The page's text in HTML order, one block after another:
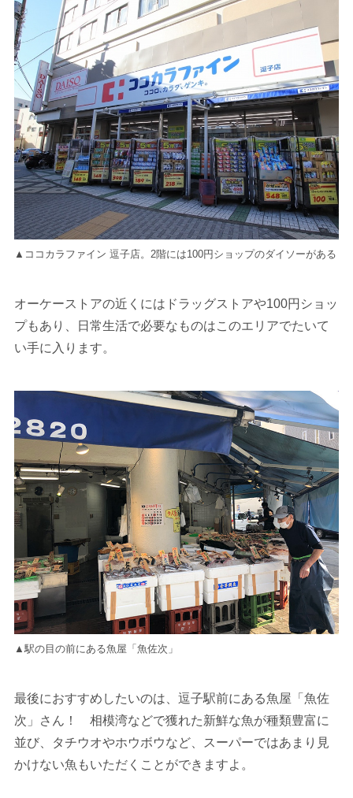
▲ココカラファイン 逗子店。2階には100円ショップのダイソーがある
オーケーストアの近くにはドラッグストアや100円ショッ
プもあり、日常生活で必要なものはこのエリアでたいて
い手に入ります。
▲駅の目の前にある魚屋「魚佐次」
最後におすすめしたいのは、逗子駅前にある魚屋「魚佐
次」さん！ 相模湾などで獲れた新鮮な魚が種類豊富に
並び、タチウオやホウボウなど、スーパーではあまり見
かけない魚もいただくことができますよ。